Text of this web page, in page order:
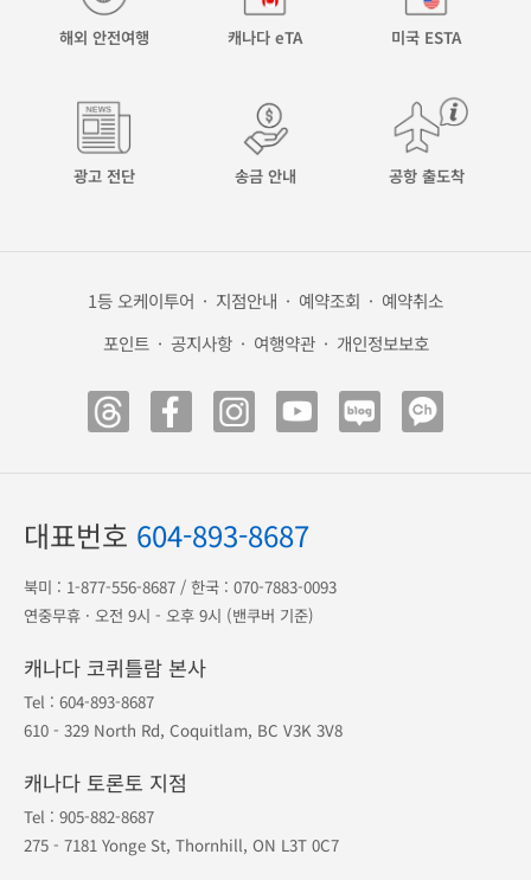
해외 안전여행 캐나다 eTA 미국 ESTA
광고 전단 송금 안내 공항 출도착
1등 오케이투어 · 지점안내 · 예약조회 · 예약취소
포인트 · 공지사항 · 여행약관 · 개인정보보호
대표번호 604-893-8687
북미 : 1-877-556-8687 / 한국 : 070-7883-0093
연중무휴 · 오전 9시 - 오후 9시 (밴쿠버 기준)
캐나다 코퀴틀람 본사
Tel : 604-893-8687
610 - 329 North Rd, Coquitlam, BC V3K 3V8
캐나다 토론토 지점
Tel : 905-882-8687
275 - 7181 Yonge St, Thornhill, ON L3T 0C7